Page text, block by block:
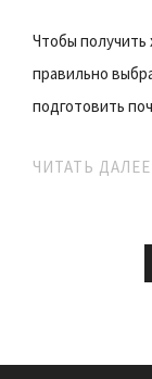
Чтобы
правильно
подготовить
ЧИТАТЬ ДАЛЕЕ